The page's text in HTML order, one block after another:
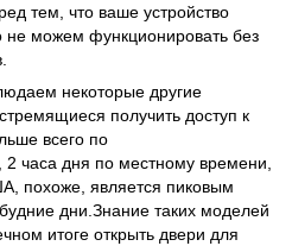
тем, что ваше устройство
не можем функционировать без
некоторые другие
получить доступ к
всего по
2 часа дня по местному времени,
похоже, является пиковым
дни.Знание таких моделей
итоге открыть двери для